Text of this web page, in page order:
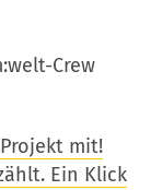
Crew
mit!
Ein Klick